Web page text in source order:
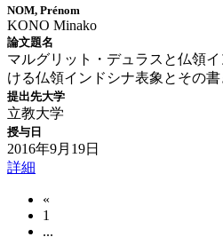
NOM, Prénom
KONO Minako
論文題名
マルグリット・デュラスと仏領
ける仏領インドシナ表象とその
提出先大学
立教大学
授与日
2016年9月19日
詳細
«
1
...